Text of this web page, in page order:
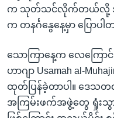
နေရာ
သို့
ရန်
က သုတ်သင်လိုက်တယ်လို့ အမ
က တနင်္ဂနွေနေ့မှာ ပြောပ
သောကြာနေ့က လေကြေ
ဟာဂျာ Usamah al-
ထုတ်ပြန်ခဲ့တာပါ။ ဒေ
အကြမ်းဖက်အဖွဲ့တွေ ရှုံး